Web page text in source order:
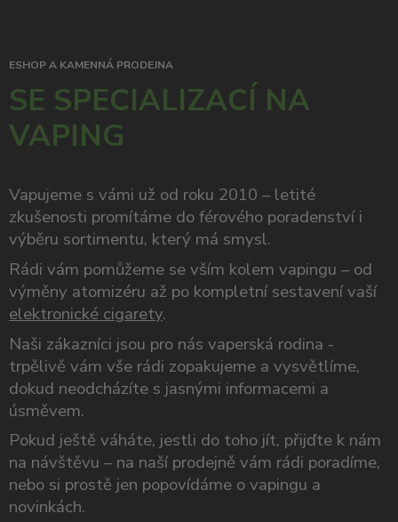
ESHOP A KAMENNÁ PRODEJNA
SE SPECIALIZACÍ NA
VAPING
Vapujeme s vámi už od roku 2010 – letité
zkušenosti promítáme do férového poradenství i
výběru sortimentu, který má smysl.
Rádi vám pomůžeme se vším kolem vapingu – od
výměny atomizéru až po kompletní sestavení vaší
elektronické cigarety.
Naši zákazníci jsou pro nás vaperská rodina -
trpělivě vám vše rádi zopakujeme a vysvětlíme,
dokud neodcházíte s jasnými informacemi a
úsměvem.
Pokud ještě váháte, jestli do toho jít, přijďte k nám
na návštěvu – na naší prodejně vám rádi poradíme,
nebo si prostě jen popovídáme o vapingu a
novinkách.